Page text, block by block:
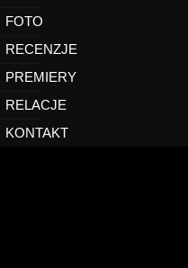
FOTO
RECENZJE
PREMIERY
RELACJE
KONTAKT